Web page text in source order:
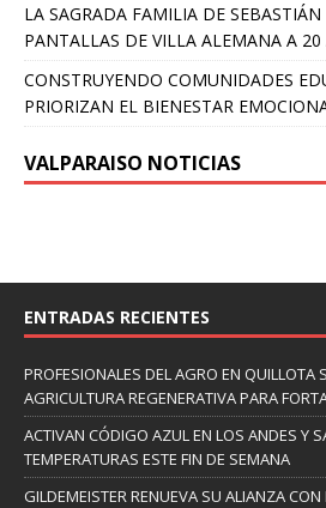
LA SAGRADA FAMILIA DE SEBASTIÁN
PANTALLAS DE VILLA ALEMANA A 20
CONSTRUYENDO COMUNIDADES
PRIORIZAN EL BIENESTAR
VALPARAISO NOTICIAS
ENTRADAS RECIENTES
PROFESIONALES DEL AGRO EN QUILLOTA
AGRICULTURA REGENERATIVA PARA
ACTIVAN CÓDIGO AZUL EN LOS ANDES Y
TEMPERATURAS ESTE FIN DE SEMANA
GILDEMEISTER RENUEVA SU ALIANZA